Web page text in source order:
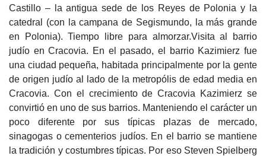
Castillo – la antigua sede de los Reyes de Polonia y la
catedral (con la campana de Segismundo, la más grande
en Polonia). Tiempo libre para almorzar.Visita al barrio
judío en Cracovia. En el pasado, el barrio Kazimierz fue
una ciudad pequeña, habitada principalmente por la gente
de origen judío al lado de la metropólis de edad media en
Cracovia. Con el crecimiento de Cracovia Kazimierz se
convirtió en uno de sus barrios. Manteniendo el carácter un
poco diferente por sus típicas plazas de mercado,
sinagogas o cementerios judíos. En el barrio se mantiene
la tradición y costumbres típicas. Por eso Steven Spielberg